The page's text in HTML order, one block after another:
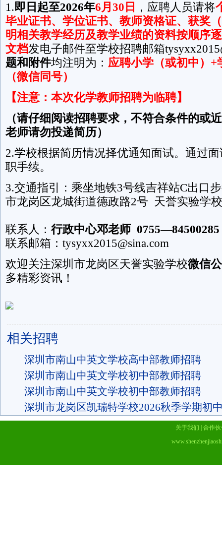
1.即日起至2026年6月30日 ，应聘人员请将
毕业证书、学位证书、教师资格证、获奖
明相关教学经历及教学业绩的资料按顺序
文档发电子邮件至学校招聘邮箱
题和附件均注明为： 应聘小学（或初中）+
（微信同号）
【注意：本次化学教师招聘为临聘】
（请仔细阅读招聘要求，不符合条件的或
老师请勿投递简历）
2.学校根据简历情况择优通知面试。通过
职手续。
3.交通指引：乘坐地铁3号线吉祥站C出口
市龙岗区龙城街道德政路2号 天誉实验学
联系人： 行政中心邓老师 0755—84500285
联系邮箱：tysyxx2015@sina.com
欢迎关注深圳市龙岗区天誉实验学校微信
多精彩资讯！
相关招聘
深圳市南山中英文学校高中部教师招聘
深圳市南山中英文学校初中部教师招聘
深圳市南山中英文学校初中部教师招聘
深圳市龙岗区凯瑞特学校2026秋季学期初
关于我们
合作